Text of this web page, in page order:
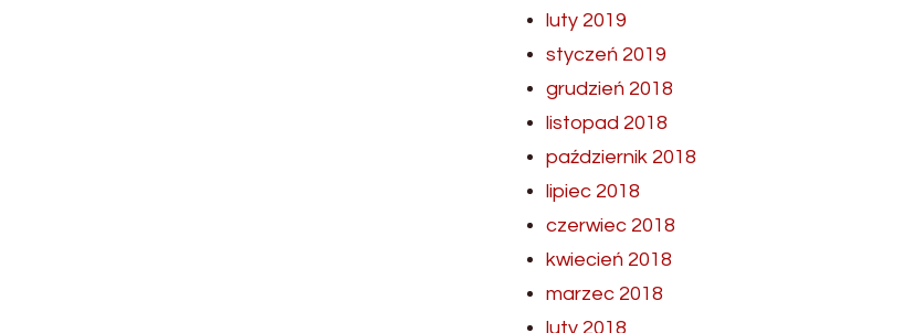
luty 2019
styczeń 2019
grudzień 2018
listopad 2018
październik 2018
lipiec 2018
czerwiec 2018
kwiecień 2018
marzec 2018
luty 2018